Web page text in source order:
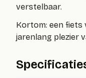
verstelbaar.
Kortom: een fiets
jarenlang plezier